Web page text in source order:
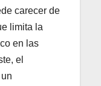
carecer de
limita la
en las
el